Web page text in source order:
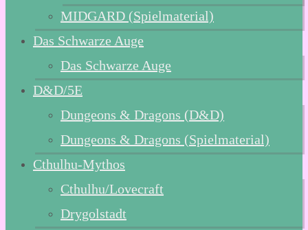
MIDGARD (Spielmaterial)
Das Schwarze Auge
Das Schwarze Auge
D&D/5E
Dungeons & Dragons (D&D)
Dungeons & Dragons (Spielmaterial)
Cthulhu-Mythos
Cthulhu/Lovecraft
Drygolstadt